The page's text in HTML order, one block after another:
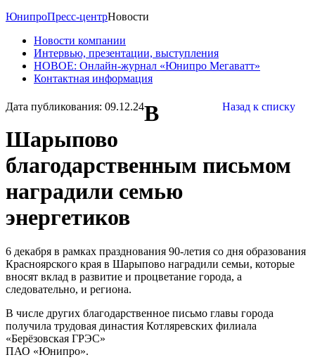
ЮнипроПресс-центрНовости
Новости компании
Интервью, презентации, выступления
НОВОЕ: Онлайн-журнал «Юнипро Мегаватт»
Контактная информация
Дата публикования: 09.12.24 Назад к списку
В
Шарыпово
благодарственным письмом
наградили семью
энергетиков
6 декабря в рамках празднования 90-летия со дня образования
Красноярского края в Шарыпово наградили семьи, которые
вносят вклад в развитие и процветание города, а
следовательно, и региона.
В числе других благодарственное письмо главы города
получила трудовая династия Котляревских филиала
«Берёзовская ГРЭС»
ПАО «Юнипро».